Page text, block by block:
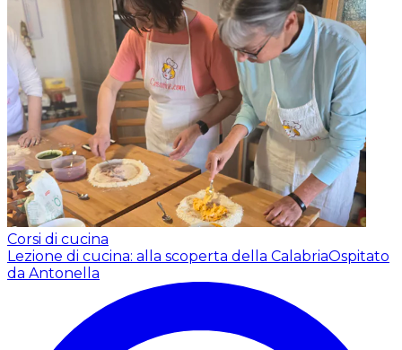
Corsi di cucina
Lezione di cucina: alla scoperta della CalabriaOspitato
da Antonella